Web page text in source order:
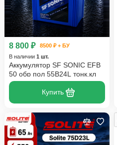
8 800 ₽
8500 ₽ + БУ
В наличии 1 шт.
Аккумулятор SF SONIC EFB
50 обр пол 55B24L тонк.кл
Купить